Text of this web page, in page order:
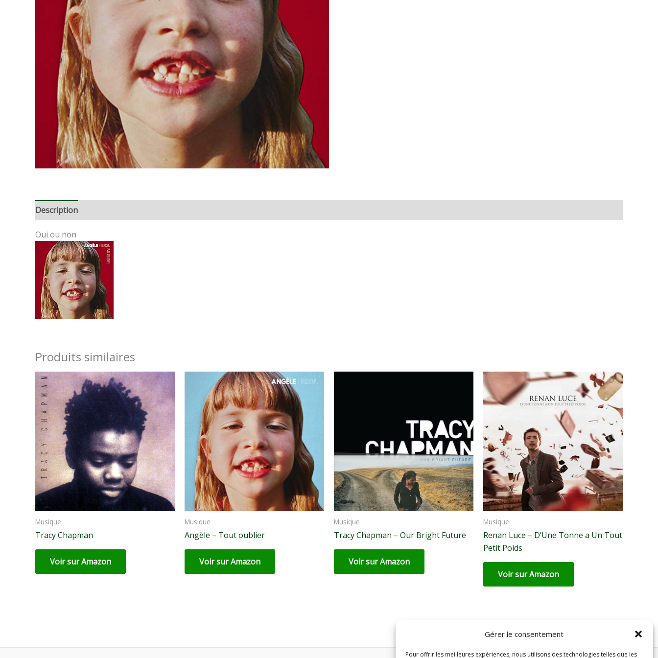
Gérer le consentement
Pour offrir les meilleures expériences, nous utilisons des technologies telles que les
Description
Oui ou non
Produits similaires
Musique
Tracy Chapman
Voir sur Amazon
Musique
Angèle – Tout oublier
Voir sur Amazon
Musique
Tracy Chapman – Our Bright Future
Voir sur Amazon
Musique
Renan Luce – D’Une Tonne a Un Tout
Petit Poids
Voir sur Amazon